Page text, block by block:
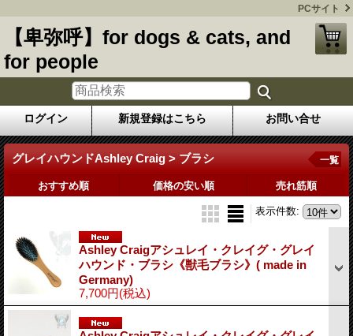
PCサイト
【卑弥呼】for dogs & cats, and
for people
ログイン 新規登録はこちら お問い合せ
グレイハウンドAshley Craig > ブラシ 一覧
おすすめ順 価格の安い順 売れ筋順
表示件数:
Ashley Craigアシュレイ・クレイグ・グレイ
ハウンド・ブラシ《獣毛ブラシ》( made in
Germany)
7,700円(税込)